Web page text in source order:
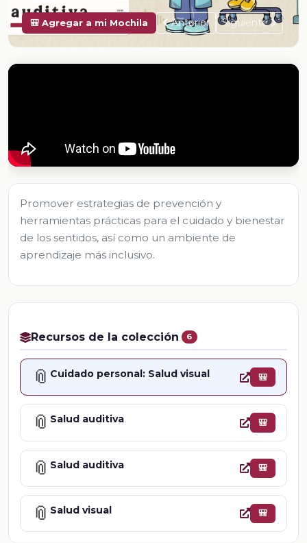
🎒 Agregar a mi Mochila Anterior Siguiente
Promover estrategias de prevención y
herramientas prácticas para el cuidado y bienestar
de los sentidos, así como un ambiente de
aprendizaje más inclusivo.
Recursos de la colección 6
📎 Cuidado personal: Salud visual 🎒
📎 Salud auditiva 🎒
📎 Salud auditiva 🎒
📎 Salud visual 🎒